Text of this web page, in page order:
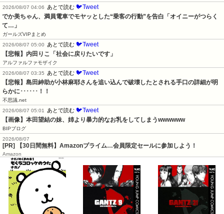
2026/08/07 04:06
あとで読む 🐦Tweet
でか美ちゃん、満員電車でモヤッとした“乗客の行動”を告白「オイニーがつらく
て…」
ガールズVIPまとめ
2026/08/07 05:00
あとで読む 🐦Tweet
【悲報】内田りこ「社会に戻りたいです」
アルファルファモザイク
2026/08/07 03:35
あとで読む 🐦Tweet
【悲報】島田紳助が小林麻耶さんを追い込んで破壊したとされる手口の詳細が明
らかに･･････！！
不思議.net
2026/08/07 05:01
あとで読む 🐦Tweet
【画像】本田望結の妹、姉より暴力的なお乳をしてしまうwwwwww
BIPブログ
2026/08/07
[PR] 【30日間無料】Amazonプライム…会員限定セールに参加しよう！
Amazon